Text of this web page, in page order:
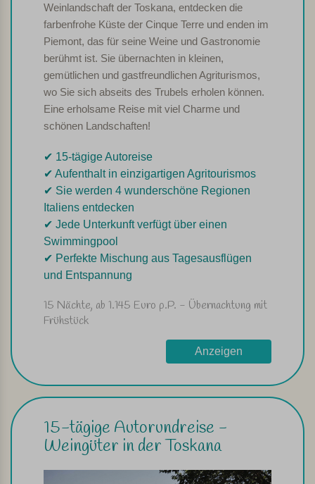
Weinlandschaft der Toskana, entdecken die
farbenfrohe Küste der Cinque Terre und enden im
Piemont, das für seine Weine und Gastronomie
berühmt ist. Sie übernachten in kleinen,
gemütlichen und gastfreundlichen Agriturismos,
wo Sie sich abseits des Trubels erholen können.
Eine erholsame Reise mit viel Charme und
schönen Landschaften!
✔︎ 15-tägige Autoreise
✔︎ Aufenthalt in einzigartigen Agritourismos
✔︎ Sie werden 4 wunderschöne Regionen
Italiens entdecken
✔︎ Jede Unterkunft verfügt über einen
Swimmingpool
✔︎ Perfekte Mischung aus Tagesausflügen
und Entspannung
15 Nächte, ab 1.145 Euro p.P. - Übernachtung mit
Frühstück
Anzeigen
15-tägige Autorundreise -
Weingüter in der Toskana